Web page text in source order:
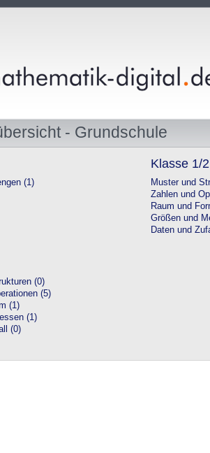
- Grundschule
(1)
Klasse 1/2
Muster und
Zahlen und
Raum und
Größen und
Daten und
(0)
(5)
(1)
(1)
(0)